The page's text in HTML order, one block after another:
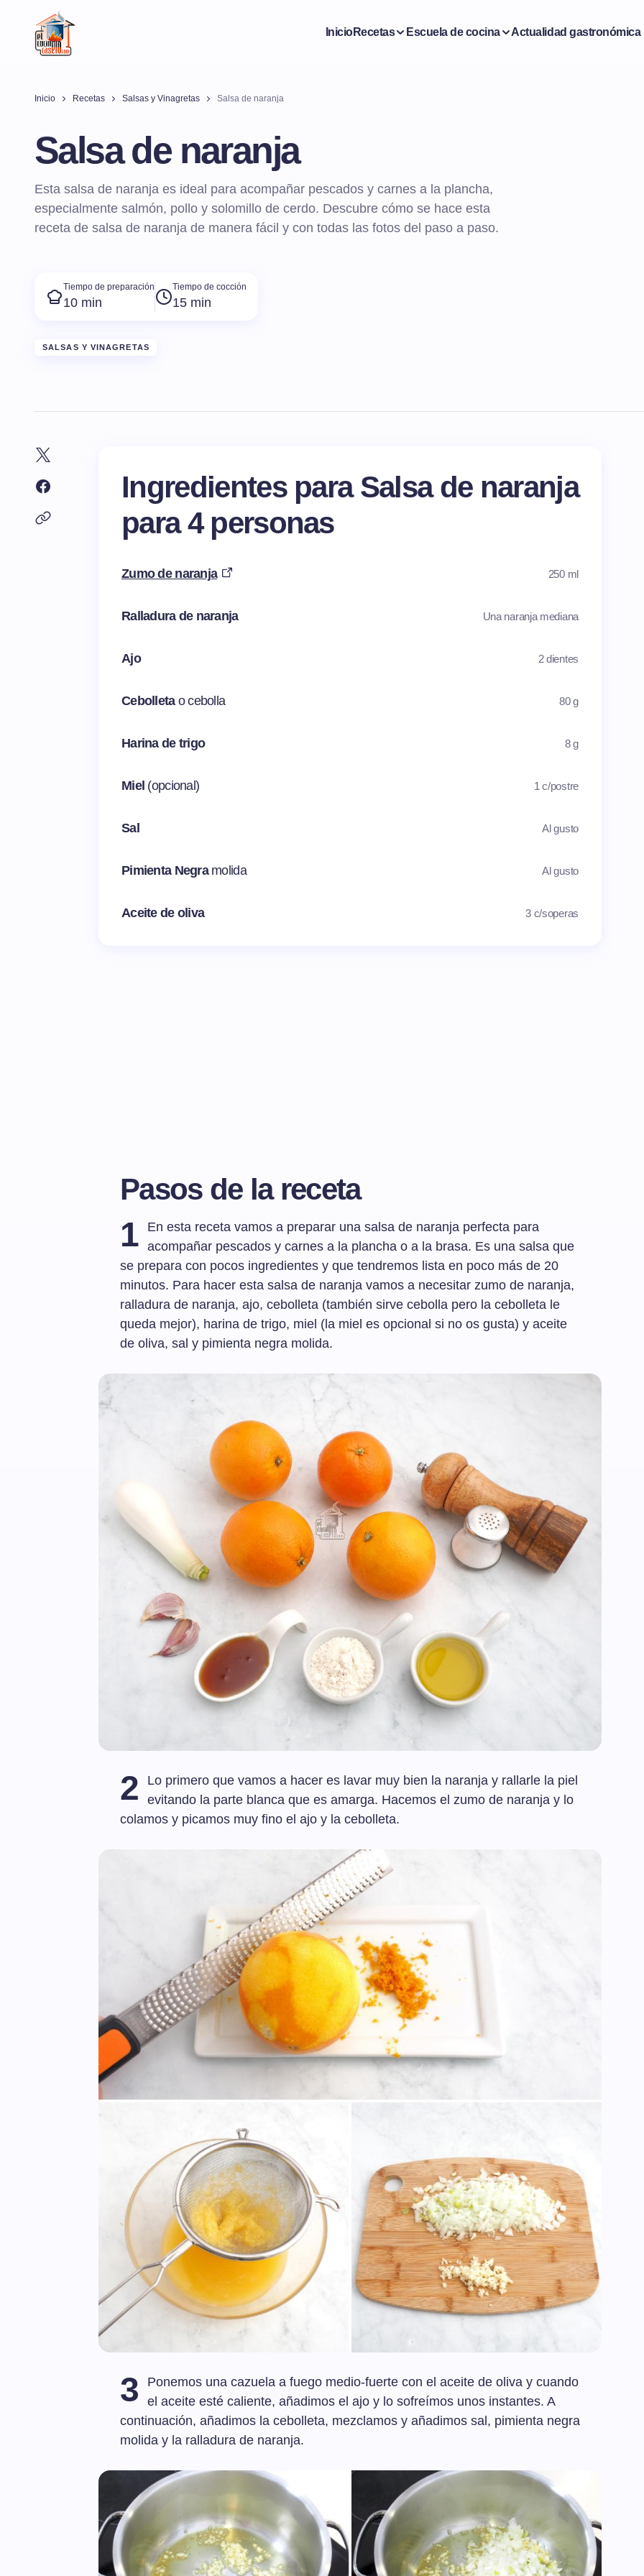
InicioRecetas Escuela de cocina Actualidad gastronómica
Inicio Recetas Salsas y Vinagretas Salsa de naranja
Salsa de naranja
Esta salsa de naranja es ideal para acompañar pescados y carnes a la plancha,
especialmente salmón, pollo y solomillo de cerdo. Descubre cómo se hace esta
receta de salsa de naranja de manera fácil y con todas las fotos del paso a paso.
Tiempo de preparación
10 min
Tiempo de cocción
15 min
SALSAS Y VINAGRETAS
Ingredientes para Salsa de naranja
para 4 personas
Zumo de naranja 250 ml
Ralladura de naranja Una naranja mediana
Ajo 2 dientes
Cebolleta o cebolla 80 g
Harina de trigo 8 g
Miel (opcional) 1 c/postre
Sal Al gusto
Pimienta Negra molida Al gusto
Aceite de oliva 3 c/soperas
Pasos de la receta
1
En esta receta vamos a preparar una salsa de naranja perfecta para
acompañar pescados y carnes a la plancha o a la brasa. Es una salsa que
se prepara con pocos ingredientes y que tendremos lista en poco más de 20
minutos. Para hacer esta salsa de naranja vamos a necesitar zumo de naranja,
ralladura de naranja, ajo, cebolleta (también sirve cebolla pero la cebolleta le
queda mejor), harina de trigo, miel (la miel es opcional si no os gusta) y aceite
de oliva, sal y pimienta negra molida.
2
Lo primero que vamos a hacer es lavar muy bien la naranja y rallarle la piel
evitando la parte blanca que es amarga. Hacemos el zumo de naranja y lo
colamos y picamos muy fino el ajo y la cebolleta.
3
Ponemos una cazuela a fuego medio-fuerte con el aceite de oliva y cuando
el aceite esté caliente, añadimos el ajo y lo sofreímos unos instantes. A
continuación, añadimos la cebolleta, mezclamos y añadimos sal, pimienta negra
molida y la ralladura de naranja.